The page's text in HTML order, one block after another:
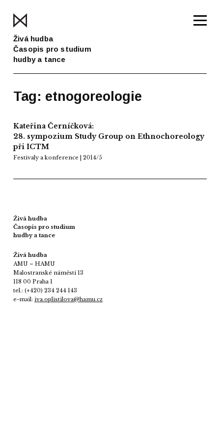
Živá hudba
Časopis pro studium
hudby a tance
Tag: etnogoreologie
Kateřina Černíčková:
28. sympozium Study Group on Ethnochoreology
při ICTM
Festivaly a konference | 2014/5
Živá hudba
Časopis pro studium
hudby a tance
Živá hudba
AMU – HAMU
Malostranské náměstí 13
118 00 Praha 1
tel.: (+420) 234 244 143
e-mail: iva.oplistilova@hamu.cz